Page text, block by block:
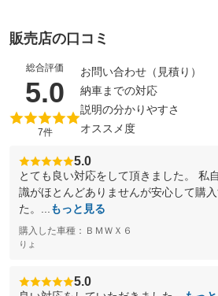
販売店の口コミ
総合評価
5.0 （5点満点中
7件
お問い合わせ（見積り）
納車までの対応
説明の分かりやすさ
オススメ度
5.0
とても良い対応をして頂きました。 私
識がほとんどありませんが安心して購
た。...
もっと見る
購入した車種：ＢＭＷＸ６
りょ
5.0